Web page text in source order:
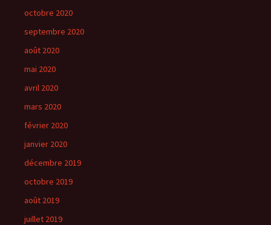
octobre 2020
septembre 2020
août 2020
mai 2020
avril 2020
mars 2020
février 2020
janvier 2020
décembre 2019
octobre 2019
août 2019
juillet 2019